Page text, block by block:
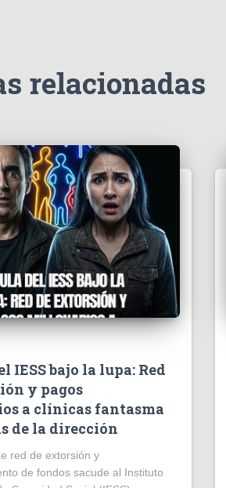
relacionadas
IESS bajo la lupa: Red
y pagos
a clínicas fantasma
de la dirección
red de extorsión y
de fondos sacude al Instituto